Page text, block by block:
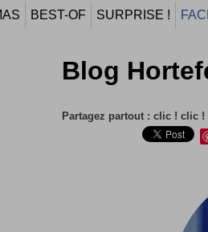
BEST-OF SURPRISE !
Blog
Partagez partout : clic ! clic !